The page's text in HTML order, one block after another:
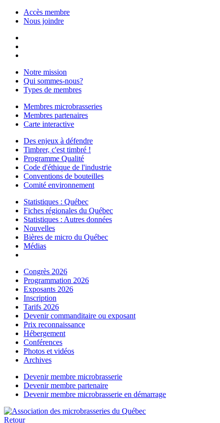
Accès membre
Nous joindre
Notre mission
Qui sommes-nous?
Types de membres
Membres microbrasseries
Membres partenaires
Carte interactive
Des enjeux à défendre
Timbrer, c'est timbré !
Programme Qualité
Code d'éthique de l'industrie
Conventions de bouteilles
Comité environnement
Statistiques : Québec
Fiches régionales du Québec
Statistiques : Autres données
Nouvelles
Bières de micro du Québec
Médias
Congrès 2026
Programmation 2026
Exposants 2026
Inscription
Tarifs 2026
Devenir commanditaire ou exposant
Prix reconnaissance
Hébergement
Conférences
Photos et vidéos
Archives
Devenir membre microbrasserie
Devenir membre partenaire
Devenir membre microbrasserie en démarrage
Retour